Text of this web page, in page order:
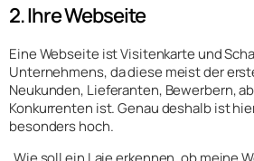
2. Ihre Webseite
Eine Webseite ist Visitenkarte und
Unternehmens, da diese meist der
Neukunden, Lieferanten, Bewerbern,
Konkurrenten ist. Genau deshalb ist
besonders hoch.